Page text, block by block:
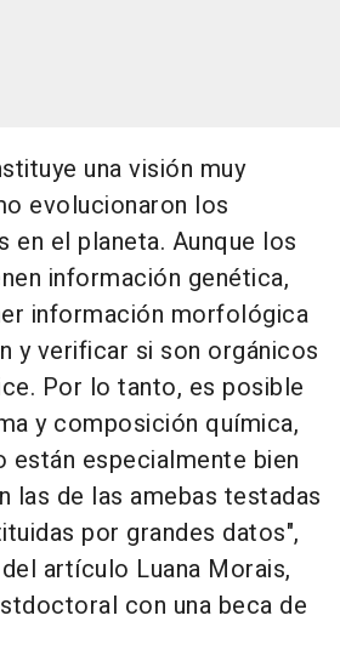
una visión muy
evolucionaron los
en el planeta. Aunque los
información genética,
información morfológica
y verificar si son orgánicos
Por lo tanto, es posible
y composición química,
están especialmente bien
las de las amebas testadas
por grandes datos",
artículo Luana Morais,
con una beca de